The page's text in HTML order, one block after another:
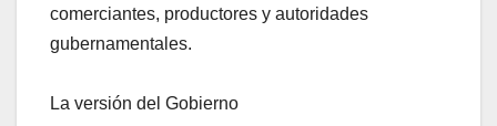
comerciantes, productores y autoridades
gubernamentales.
La versión del Gobierno